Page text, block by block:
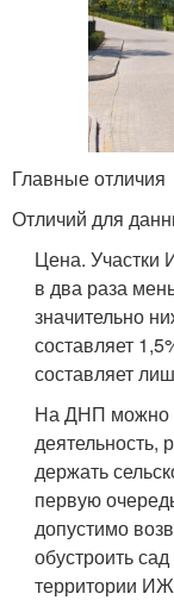
Главные отличия
Отличий для
Цена. Участки
в два раза
значительно
составляет
составляет
На ДНП можно
деятельность,
держать
первую
допустимо
обустроить
территории